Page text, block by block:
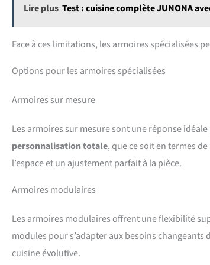
Lire plus Test : cuisine complète JUNONA
Face à ces limitations, les armoires spécialisées
Options pour les armoires spécialisées
Armoires sur mesure
Les armoires sur mesure sont une réponse
personnalisation totale, que ce soit en termes
l’espace et un ajustement parfait à la pièce.
Armoires modulaires
Les armoires modulaires offrent une flexibilité
modules pour s’adapter aux besoins
cuisine évolutive.